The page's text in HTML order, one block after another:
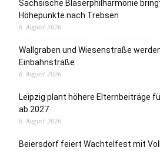
Sächsische Bläserphilharmonie
Höhepunkte nach Trebsen
6. August 2026
Wallgraben und Wiesenstraße
Einbahnstraße
6. August 2026
Leipzig plant höhere Elternbeiträge
ab 2027
6. August 2026
Beiersdorf feiert Wachtelfest mit